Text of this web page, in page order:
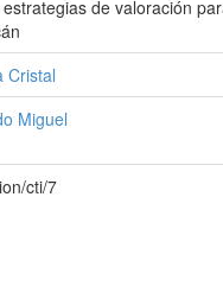
de valoración
Cristal
Miguel
cti/7